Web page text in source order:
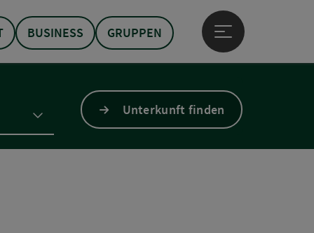
BUSINESS GRUPPEN
Hauptmenü öffnen
Unterkunft finden